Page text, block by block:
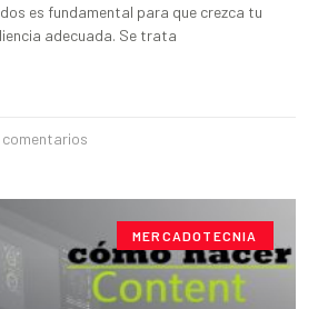
es fundamental para que crezca tu
adecuada. Se trata
comentarios
MERCADOTECNIA